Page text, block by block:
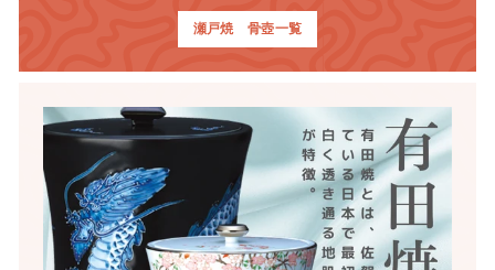
瀬戸焼 骨壺一覧